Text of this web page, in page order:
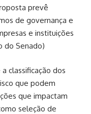
prevê
de governança e
e instituições
do Senado)
classificação dos
que podem
que impactam
seleção de